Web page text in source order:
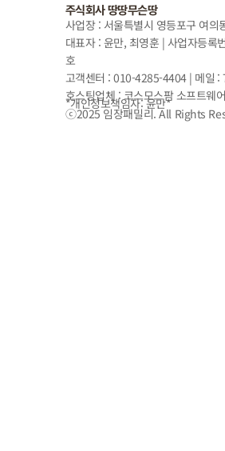
주식회사 땅땅무슨땅
사업장 : 서울특별시 영등포구 여
대표자 : 윤만, 최영훈 | 사업자등
호
고객센터 : 010-4285-4404 | 메
호스팅업체 : 코스모스팜 소프트웨
*개인정보책임자: 윤만*
ⓒ2025 임장패밀리. All Rights